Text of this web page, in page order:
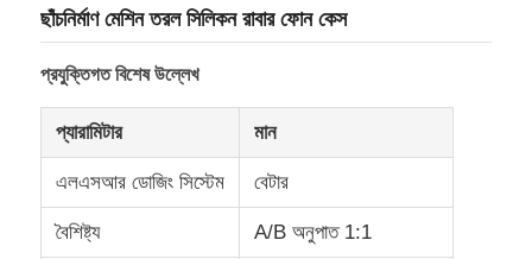
ছাঁচনির্মাণ মেশিন তরল সিলিকন রাবার ফোন কেস
প্রযুক্তিগত বিশেষ উল্লেখ
প্যারামিটার মান
এলএসআর ডোজিং সিস্টেম বেটার
বৈশিষ্ট্য A/B অনুপাত 1:1